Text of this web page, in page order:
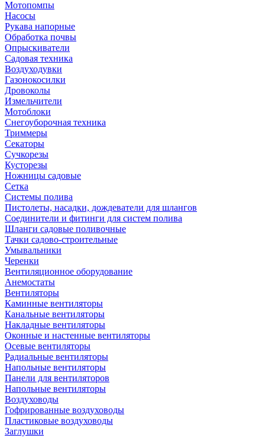
Мотопомпы
Насосы
Рукава напорные
Обработка почвы
Опрыскиватели
Садовая техника
Воздуходувки
Газонокосилки
Дровоколы
Измельчители
Мотоблоки
Снегоуборочная техника
Триммеры
Секаторы
Сучкорезы
Кусторезы
Ножницы садовые
Сетка
Системы полива
Пистолеты, насадки, дождеватели для шлангов
Соединители и фитинги для систем полива
Шланги садовые поливочные
Тачки садово-строительные
Умывальники
Черенки
Вентиляционное оборудование
Анемостаты
Вентиляторы
Каминные вентиляторы
Канальные вентиляторы
Накладные вентиляторы
Оконные и настенные вентиляторы
Осевые вентиляторы
Радиальные вентиляторы
Напольные вентиляторы
Панели для вентиляторов
Напольные вентиляторы
Воздуховоды
Гофрированные воздуховоды
Пластиковые воздуховоды
Заглушки